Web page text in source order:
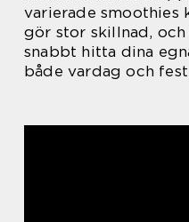
varierade smoothies
gör stor skillnad,
snabbt hitta dina
både vardag och